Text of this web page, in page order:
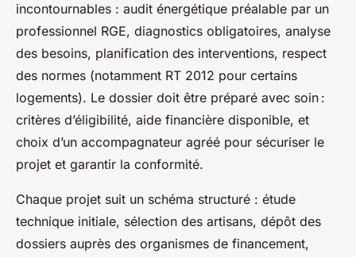
incontournables : audit énergétique préalable par un
professionnel RGE, diagnostics obligatoires, analyse
des besoins, planification des interventions, respect
des normes (notamment RT 2012 pour certains
logements). Le dossier doit être préparé avec soin :
critères d’éligibilité, aide financière disponible, et
choix d’un accompagnateur agréé pour sécuriser le
projet et garantir la conformité.
Chaque projet suit un schéma structuré : étude
technique initiale, sélection des artisans, dépôt des
dossiers auprès des organismes de financement,